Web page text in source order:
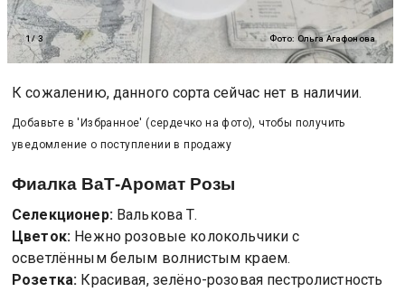
1/3 Фото: Ольга Агафонова
К сожалению, данного сорта сейчас нет в наличии.
Добавьте в 'Избранное' (сердечко на фото), чтобы получить
уведомление о поступлении в продажу
Фиалка ВаТ-Аромат Розы
Селекционер: Валькова Т.
Цветок: Нежно розовые колокольчики с
осветлённым белым волнистым краем.
Розетка: Красивая, зелёно-розовая пестролистность